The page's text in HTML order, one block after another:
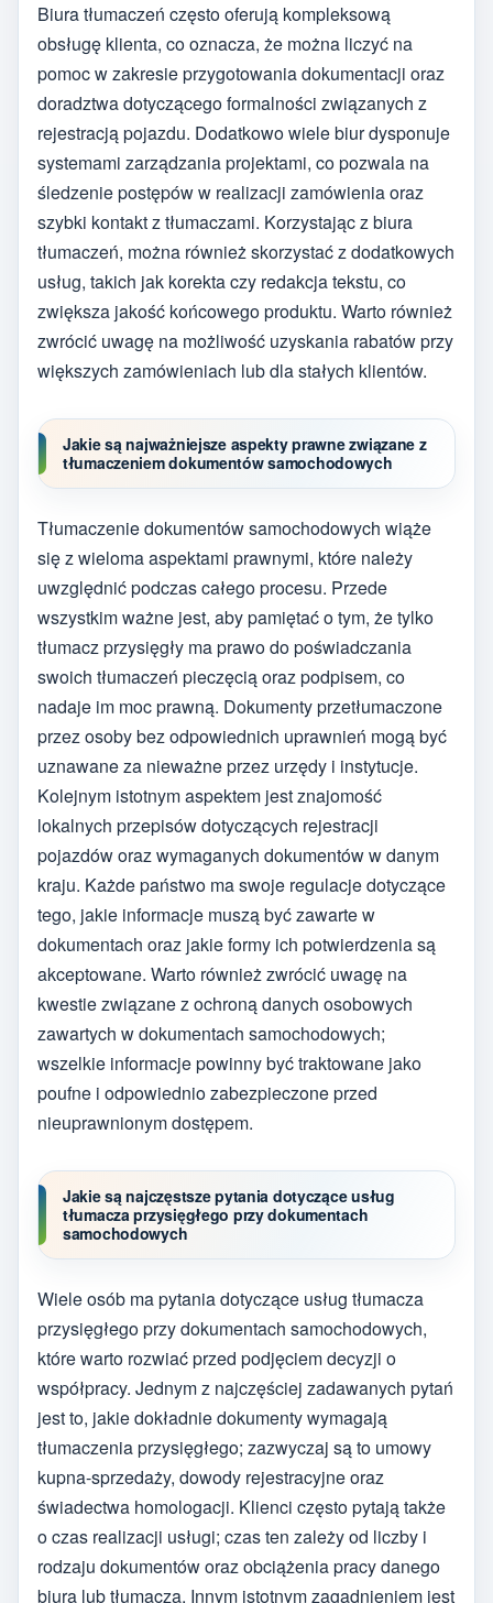
Biura tłumaczeń często oferują kompleksową
obsługę klienta, co oznacza, że można liczyć na
pomoc w zakresie przygotowania dokumentacji oraz
doradztwa dotyczącego formalności związanych z
rejestracją pojazdu. Dodatkowo wiele biur dysponuje
systemami zarządzania projektami, co pozwala na
śledzenie postępów w realizacji zamówienia oraz
szybki kontakt z tłumaczami. Korzystając z biura
tłumaczeń, można również skorzystać z dodatkowych
usług, takich jak korekta czy redakcja tekstu, co
zwiększa jakość końcowego produktu. Warto również
zwrócić uwagę na możliwość uzyskania rabatów przy
większych zamówieniach lub dla stałych klientów.
Jakie są najważniejsze aspekty prawne związane z
tłumaczeniem dokumentów samochodowych
Tłumaczenie dokumentów samochodowych wiąże
się z wieloma aspektami prawnymi, które należy
uwzględnić podczas całego procesu. Przede
wszystkim ważne jest, aby pamiętać o tym, że tylko
tłumacz przysięgły ma prawo do poświadczania
swoich tłumaczeń pieczęcią oraz podpisem, co
nadaje im moc prawną. Dokumenty przetłumaczone
przez osoby bez odpowiednich uprawnień mogą być
uznawane za nieważne przez urzędy i instytucje.
Kolejnym istotnym aspektem jest znajomość
lokalnych przepisów dotyczących rejestracji
pojazdów oraz wymaganych dokumentów w danym
kraju. Każde państwo ma swoje regulacje dotyczące
tego, jakie informacje muszą być zawarte w
dokumentach oraz jakie formy ich potwierdzenia są
akceptowane. Warto również zwrócić uwagę na
kwestie związane z ochroną danych osobowych
zawartych w dokumentach samochodowych;
wszelkie informacje powinny być traktowane jako
poufne i odpowiednio zabezpieczone przed
nieuprawnionym dostępem.
Jakie są najczęstsze pytania dotyczące usług
tłumacza przysięgłego przy dokumentach
samochodowych
Wiele osób ma pytania dotyczące usług tłumacza
przysięgłego przy dokumentach samochodowych,
które warto rozwiać przed podjęciem decyzji o
współpracy. Jednym z najczęściej zadawanych pytań
jest to, jakie dokładnie dokumenty wymagają
tłumaczenia przysięgłego; zazwyczaj są to umowy
kupna-sprzedaży, dowody rejestracyjne oraz
świadectwa homologacji. Klienci często pytają także
o czas realizacji usługi; czas ten zależy od liczby i
rodzaju dokumentów oraz obciążenia pracy danego
biura lub tłumacza. Innym istotnym zagadnieniem jest